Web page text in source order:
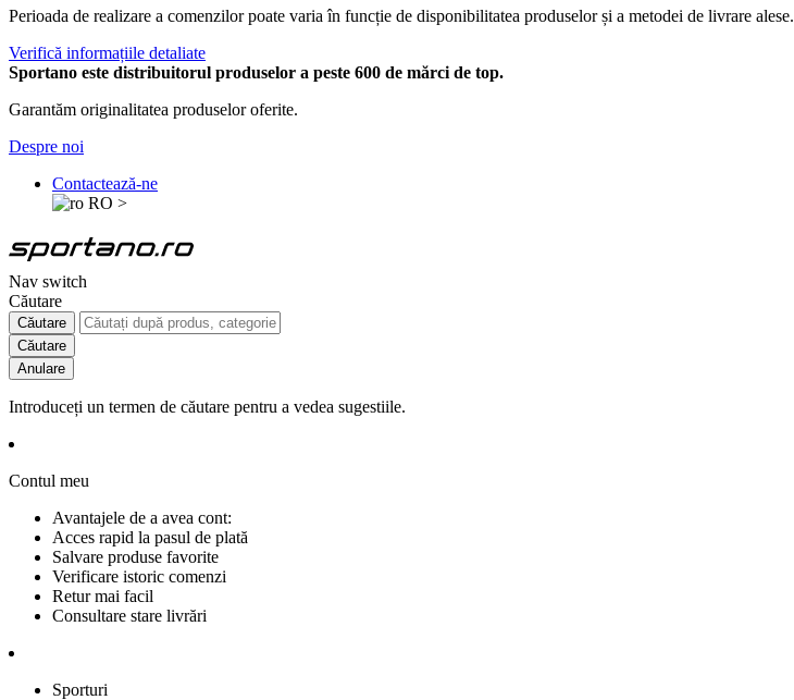
Perioada de realizare a comenzilor poate varia în funcție de disponibilitatea produselor și a metodei de livrare alese.
Verifică informațiile detaliate
Sportano este distribuitorul produselor a peste 600 de mărci de top.
Garantăm originalitatea produselor oferite.
Despre noi
Contactează-ne
RO >
Nav switch
Căutare
Căutare
Căutare
Anulare
Introduceți un termen de căutare pentru a vedea sugestiile.
Contul meu
Avantajele de a avea cont:
Acces rapid la pasul de plată
Salvare produse favorite
Verificare istoric comenzi
Retur mai facil
Consultare stare livrări
Sporturi